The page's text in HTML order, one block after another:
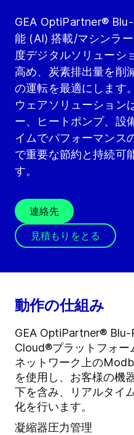
GEA OptiPartner®
能 (AI) 搭載/マシンラ
度デジタルソリューシ
高め、炭素排出量を削
の運転を最適にします
ウェアソリューション
ー、ヒートポンプ、設
イムでパフォーマンス
で重要な節約と持続可
す。
連絡先
見積もりをとる
動作の仕組み
GEA OptiPartner®
Cloud®プラットフォー
ネットワーク上の
を使用し、お客様の機
下を含み、リアルタイ
化を行います。
凝縮器圧力管理